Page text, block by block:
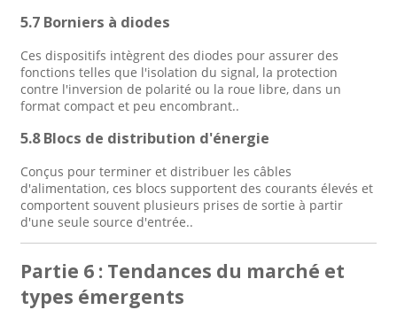
5.7 Borniers à diodes
Ces dispositifs intègrent des diodes pour assurer des
fonctions telles que l'isolation du signal, la protection
contre l'inversion de polarité ou la roue libre, dans un
format compact et peu encombrant..
5.8 Blocs de distribution d'énergie
Conçus pour terminer et distribuer les câbles
d'alimentation, ces blocs supportent des courants élevés et
comportent souvent plusieurs prises de sortie à partir
d'une seule source d'entrée..
Partie 6 : Tendances du marché et
types émergents